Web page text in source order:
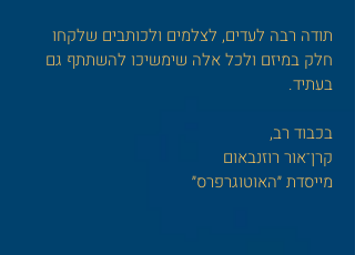
תודה רבה לעדים, לצלמים ולכותבים שלקחו
חלק במיזם ולכל אלה שימשיכו להשתתף גם
בעתיד.
בכבוד רב,
קרן־אור רוזנבאום
מייסדת ״האוטוגרפרס״